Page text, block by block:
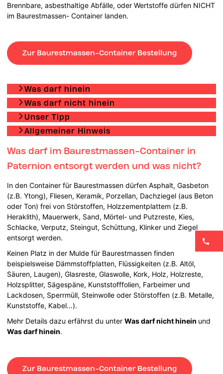
Brennbare, asbesthaltige Abfälle, oder Wertstoffe dürfen NICHT
im Baurestmassen- Container landen.
Zur Baurestmassen-Container Bestellung
Was darf hinein
Was darf nicht hinein
Unser Tipp
Allgemeiner Hinweis
Was darf im Baurestmassen-Container in
Paternion entsorgt werden und was nicht?
In den Container für Baurestmassen dürfen Asphalt, Gasbeton
(z.B. Ytong), Fliesen, Keramik, Porzellan, Dachziegel (aus Beton
oder Ton) frei von Störstoffen, Holzzementplattem (z.B.
Heraklith), Mauerwerk, Sand, Mörtel- und Putzreste, Kies,
Schlacke, Verputz, Steingut, Schüttung, Klinker und Ziegel
entsorgt werden.
Keinen Platz in der Mulde für Baurestmassen finden
beispielsweise Dämmstoffplatten, Flüssigkeiten (z.B. Altöl,
Säuren, Laugen), Glasreste, Glaswolle, Kork, Holz, Holzreste,
Holzsplitter, Sägespäne, Kunststofffolien, Farbeimer und
Lackdosen, Sperrmüll, Steinwolle oder Störstoffen (z.B. Metalle,
Kunststoffe, Kabel…).
Mehr Details dazu erfährst du unterWas darf nicht hinein und
Was darf hinein.
Zur Baurestmassen-Container Bestellung